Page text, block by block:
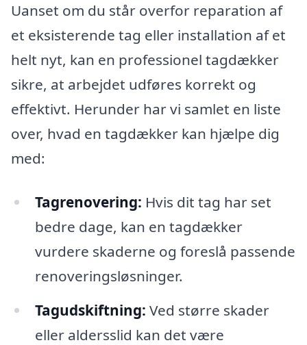
Uanset om du står overfor reparation af
et eksisterende tag eller installation af et
helt nyt, kan en professionel tagdækker
sikre, at arbejdet udføres korrekt og
effektivt. Herunder har vi samlet en liste
over, hvad en tagdækker kan hjælpe dig
med:
Tagrenovering: Hvis dit tag har set
bedre dage, kan en tagdækker
vurdere skaderne og foreslå passende
renoveringsløsninger.
Tagudskiftning: Ved større skader
eller aldersslid kan det være